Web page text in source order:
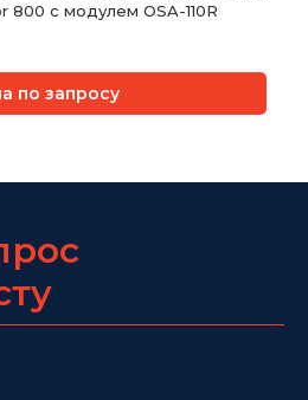
VIAVI OneAdvisor 800 с модулем OSA-110R
по запросу